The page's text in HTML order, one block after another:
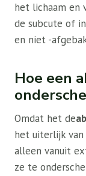
het lichaam en
de subcute of
en niet -
Hoe een
Omdat het de
het uiterlijk van
alleen vanuit
ze te